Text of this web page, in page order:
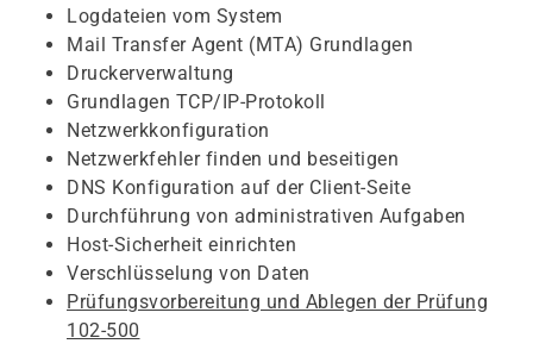
Logdateien vom System
Mail Transfer Agent (MTA) Grundlagen
Druckerverwaltung
Grundlagen TCP/IP-Protokoll
Netzwerkkonfiguration
Netzwerkfehler finden und beseitigen
DNS Konfiguration auf der Client-Seite
Durchführung von administrativen Aufgaben
Host-Sicherheit einrichten
Verschlüsselung von Daten
Prüfungsvorbereitung und Ablegen der Prüfung
102-500